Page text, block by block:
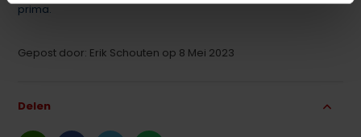
prima.
Gepost door: Erik Schouten op 8 Mei 2023
Delen